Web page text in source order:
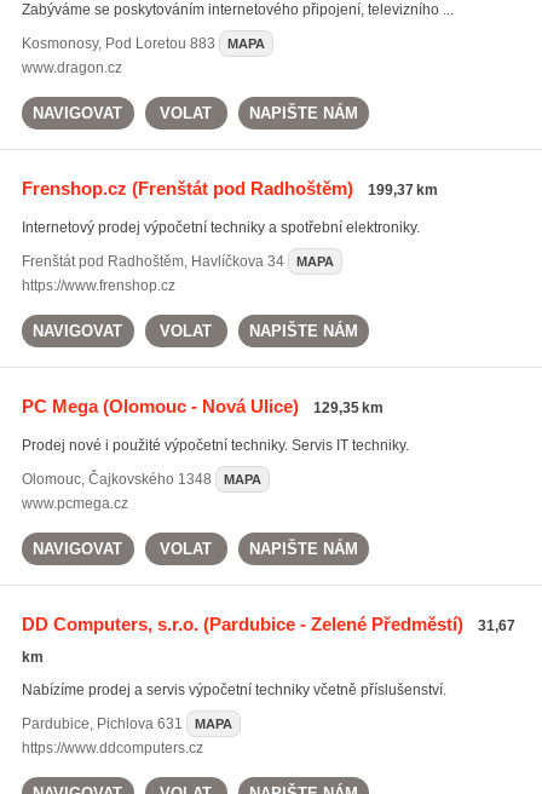
Zabýváme se poskytováním internetového připojení, televizního ...
Kosmonosy, Pod Loretou 883 MAPA
www.dragon.cz
NAVIGOVAT VOLAT NAPIŠTE NÁM
Frenshop.cz (Frenštát pod Radhoštěm) 199,37 km
Internetový prodej výpočetní techniky a spotřební elektroniky.
Frenštát pod Radhoštěm, Havlíčkova 34 MAPA
https://www.frenshop.cz
NAVIGOVAT VOLAT NAPIŠTE NÁM
PC Mega(Olomouc - Nová Ulice) 129,35 km
Prodej nové i použité výpočetní techniky. Servis IT techniky.
Olomouc, Čajkovského 1348 MAPA
www.pcmega.cz
NAVIGOVAT VOLAT NAPIŠTE NÁM
DD Computers, s.r.o.(Pardubice - Zelené Předměstí)
31,67
km
Nabízíme prodej a servis výpočetní techniky včetně příslušenství.
Pardubice, Pichlova 631 MAPA
https://www.ddcomputers.cz